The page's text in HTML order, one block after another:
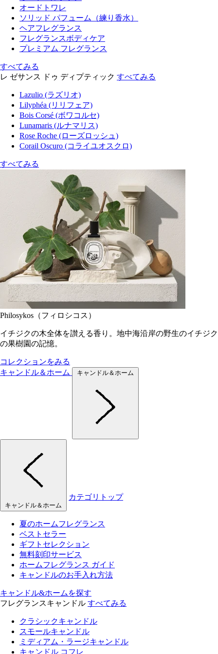
オードトワレ
ソリッド パフューム（練り香水）
ヘアフレグランス
フレグランスボディケア
プレミアム フレグランス
すべてみる
レ ゼサンス ドゥ ディプティック すべてみる
Lazulio (ラズリオ)
Lilyphéa (リリフェア)
Bois Corsé (ボワコルセ)
Lunamaris (ルナマリス)
Rose Roche (ローズロッシュ)
Corail Oscuro (コライユオスクロ)
すべてみる
Philosykos（フィロシコス）
イチジクの木全体を讃える香り。地中海沿岸の野生のイチジク
の果樹園の記憶。
コレクションをみる
キャンドル＆ホーム
キャンドル＆ホーム
キャンドル＆ホーム
カテゴリトップ
夏のホームフレグランス
ベストセラー
ギフトセレクション
無料刻印サービス
ホームフレグランス ガイド
キャンドルのお手入れ方法
キャンドル&ホームを探す
フレグランスキャンドル すべてみる
クラシックキャンドル
スモールキャンドル
ミディアム・ラージキャンドル
キャンドル コフレ